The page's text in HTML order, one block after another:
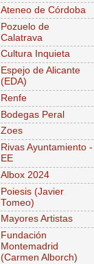
Ateneo de Córdoba
Pozuelo de
Calatrava
Cultura Inquieta
Espejo de Alicante
(EDA)
Renfe
Bodegas Peral
Zoes
Rivas Ayuntamiento -
EE
Albox 2024
Poiesis (Javier
Tomeo)
Mayores Artistas
Fundación
Montemadrid
(Carmen Alborch)